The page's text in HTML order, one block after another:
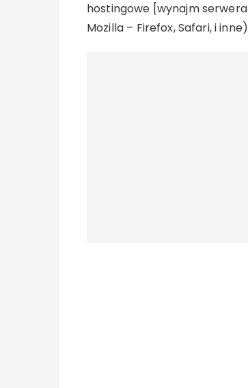
hostingowe [wynajm
Mozilla – Firefox, Safari, i